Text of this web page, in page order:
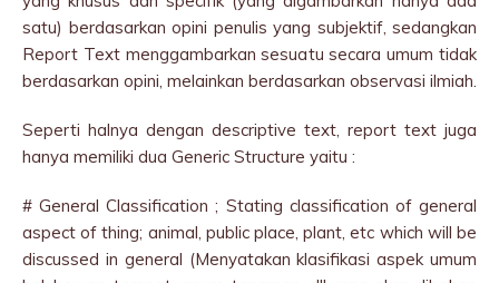
satu) berdasarkan opini penulis yang subjektif, sedangkan
Report Text menggambarkan sesuatu secara umum tidak
berdasarkan opini, melainkan berdasarkan observasi ilmiah.
Seperti halnya dengan descriptive text, report text juga
hanya memiliki dua Generic Structure yaitu :
# General Classification ; Stating classification of general
aspect of thing; animal, public place, plant, etc which will be
discussed in general (Menyatakan klasifikasi aspek umum